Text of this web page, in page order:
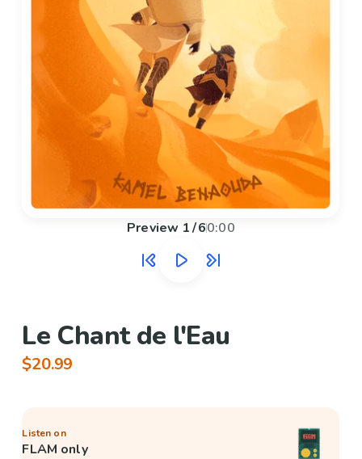
Preview 1/60:00
Le Chant de l'Eau
$20.99
Listen on
FLAM only